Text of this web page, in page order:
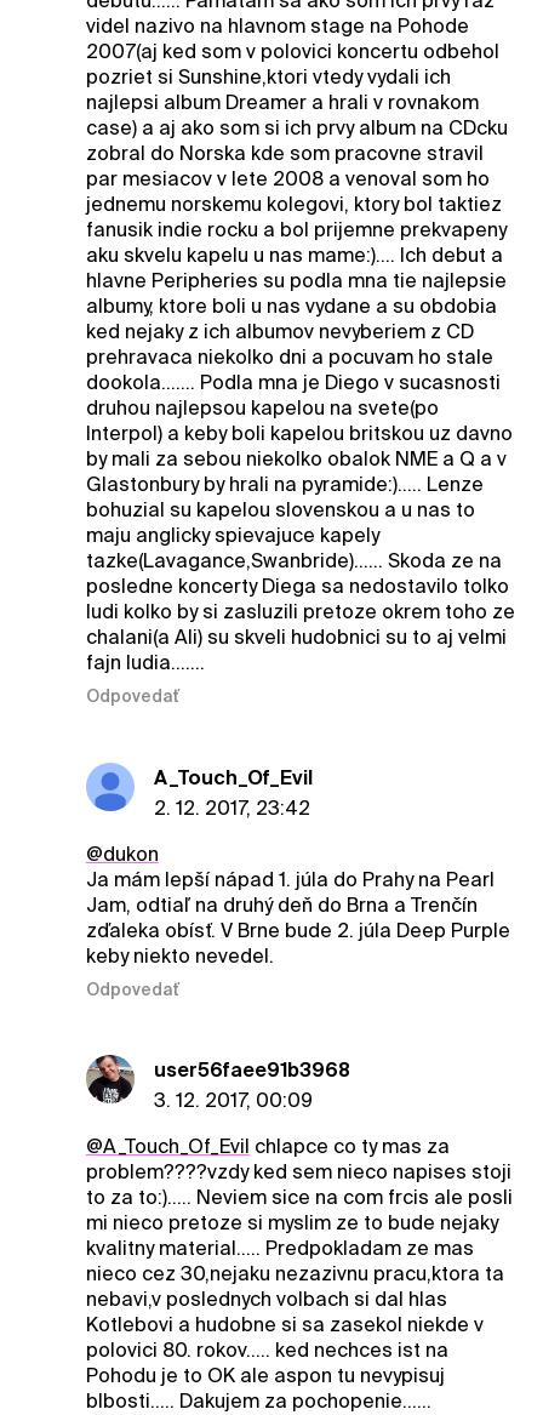
videl nazivo na hlavnom stage na Pohode
2007(aj ked som v polovici koncertu odbehol
pozriet si Sunshine,ktori vtedy vydali ich
najlepsi album Dreamer a hrali v rovnakom
case) a aj ako som si ich prvy album na CDcku
zobral do Norska kde som pracovne stravil
par mesiacov v lete 2008 a venoval som ho
jednemu norskemu kolegovi, ktory bol taktiez
fanusik indie rocku a bol prijemne prekvapeny
aku skvelu kapelu u nas mame:).... Ich debut a
hlavne Peripheries su podla mna tie najlepsie
albumy, ktore boli u nas vydane a su obdobia
ked nejaky z ich albumov nevyberiem z CD
prehravaca niekolko dni a pocuvam ho stale
dookola....... Podla mna je Diego v sucasnosti
druhou najlepsou kapelou na svete(po
Interpol) a keby boli kapelou britskou uz davno
by mali za sebou niekolko obalok NME a Q a v
Glastonbury by hrali na pyramide:)..... Lenze
bohuzial su kapelou slovenskou a u nas to
maju anglicky spievajuce kapely
tazke(Lavagance,Swanbride)...... Skoda ze na
posledne koncerty Diega sa nedostavilo tolko
ludi kolko by si zasluzili pretoze okrem toho ze
chalani(a Ali) su skveli hudobnici su to aj velmi
fajn ludia.......
Odpovedať
A_Touch_Of_Evil
2. 12. 2017, 23:42
@dukon
Ja mám lepší nápad 1. júla do Prahy na Pearl
Jam, odtiaľ na druhý deň do Brna a Trenčín
zďaleka obísť. V Brne bude 2. júla Deep Purple
keby niekto nevedel.
Odpovedať
user56faee91b3968
3. 12. 2017, 00:09
@A_Touch_Of_Evil chlapce co ty mas za
problem????vzdy ked sem nieco napises stoji
to za to:)..... Neviem sice na com frcis ale posli
mi nieco pretoze si myslim ze to bude nejaky
kvalitny material..... Predpokladam ze mas
nieco cez 30,nejaku nezazivnu pracu,ktora ta
nebavi,v poslednych volbach si dal hlas
Kotlebovi a hudobne si sa zasekol niekde v
polovici 80. rokov..... ked nechces ist na
Pohodu je to OK ale aspon tu nevypisuj
blbosti..... Dakujem za pochopenie......